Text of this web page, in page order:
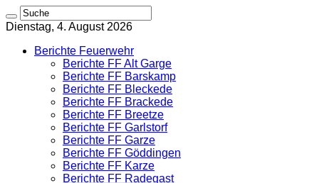
Dienstag, 4. August 2026
Berichte Feuerwehr
Berichte FF Alt Garge
Berichte FF Barskamp
Berichte FF Bleckede
Berichte FF Brackede
Berichte FF Breetze
Berichte FF Garlstorf
Berichte FF Garze
Berichte FF Göddingen
Berichte FF Karze
Berichte FF Radegast